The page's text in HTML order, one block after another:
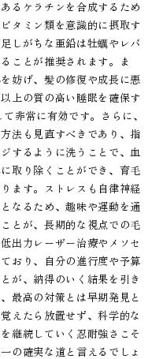
るケラチンを合成するため
タミン類を意識的に摂取す
しがちな亜鉛は牡蠣やレバ
ことが推奨されます。ま
妨げ、髪の修復や成長に悪
上の質の高い睡眠を確保す
非常に有効です。さらに、
法も見直すべきであり、指
するように洗うことで、血
取り除くことができ、育毛
ます。ストレスも自律神経
なるため、趣味や運動を通
とが、長期的な視点での毛
出力レーザー治療やメソセ
おり、自分の進行度や予算
が、納得のいく結果を引き
最高の対策とは早期発見と
えたら放置せず、科学的な
継続していく忍耐強さこそ
の確実な道と言えるでしょ